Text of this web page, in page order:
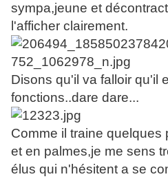
sympa,jeune et
l'afficher clairement.
Disons qu'il va falloir qu'il
fonctions..dare dare...
Comme il traine quelques
et en palmes,je me sens
élus qui n'hésitent a se